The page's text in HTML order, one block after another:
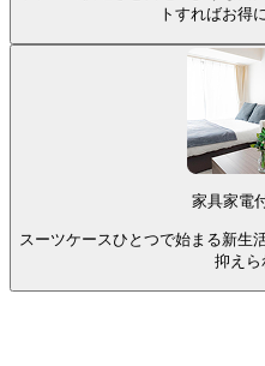
トすればお得
家具家電
スーツケースひとつで始まる新生
抑えら